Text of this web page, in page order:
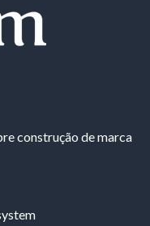
construção de marca